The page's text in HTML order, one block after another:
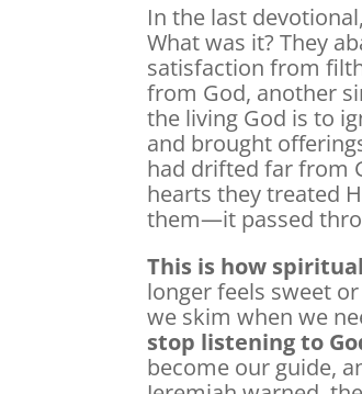
In the last
What was it? They
satisfaction from
from God, another
the living God is to
and brought
had drifted far from
hearts they treated
them—it passed
This is how
longer feels sweet
we skim when we
stop listening to
become our guide,